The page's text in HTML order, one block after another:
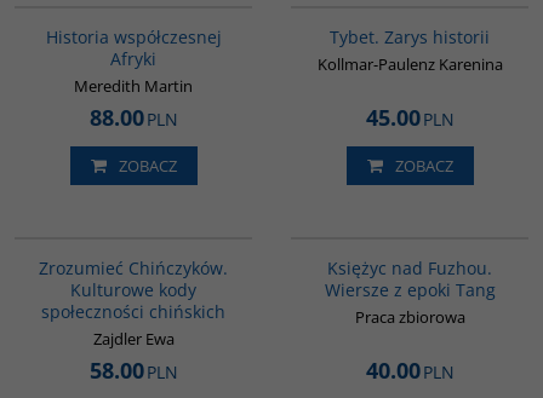
Historia współczesnej
Afryki
Meredith Martin
88.00PLN
ZOBACZ
Tybet. Zarys historii
Kollmar-Paulenz Karenina
45.00PLN
ZOBACZ
Zrozumieć Chińczyków.
Kulturowe kody
społeczności chińskich
Zajdler Ewa
58.00PLN
Księżyc nad Fuzhou.
Wiersze z epoki Tang
Praca zbiorowa
40.00PLN